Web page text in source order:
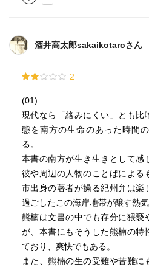
酒井高太郎sakaikotaroさん
2
(01)
現代なら「絡みにくい」とも比
態を南方の生命のあった時間
る。
本書の南方が生き生きとして感
彼や周辺の人物のことばによる
市出身の著者が操る紀州弁は楽
過ごしたこの海岸地帯が醸す熱
熊楠は文書の中でも存分に猥褻
が、本書にもそうした熊楠の特
ており、爽快でもある。
また、熊楠の生の受難や苦難に